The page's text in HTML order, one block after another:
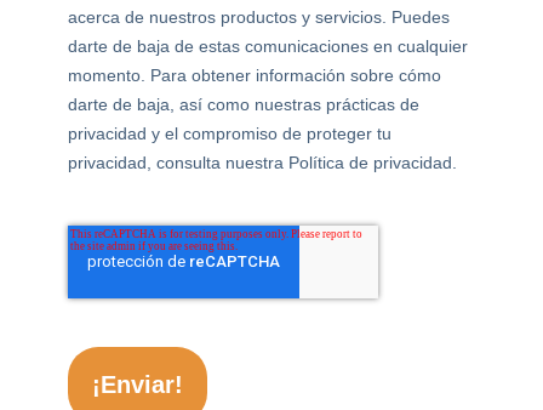
acerca de nuestros productos y servicios. Puedes
darte de baja de estas comunicaciones en cualquier
momento. Para obtener información sobre cómo
darte de baja, así como nuestras prácticas de
privacidad y el compromiso de proteger tu
privacidad, consulta nuestra Política de privacidad.
¡Enviar!